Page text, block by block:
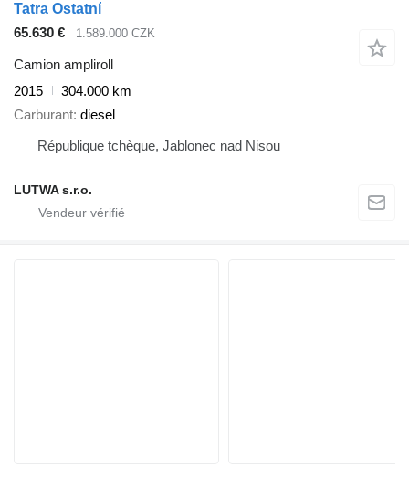
Tatra Ostatní
65.630 €
1.589.000 CZK
Camion ampliroll
2015
304.000 km
Carburant diesel
République tchèque, Jablonec nad Nisou
LUTWA s.r.o.